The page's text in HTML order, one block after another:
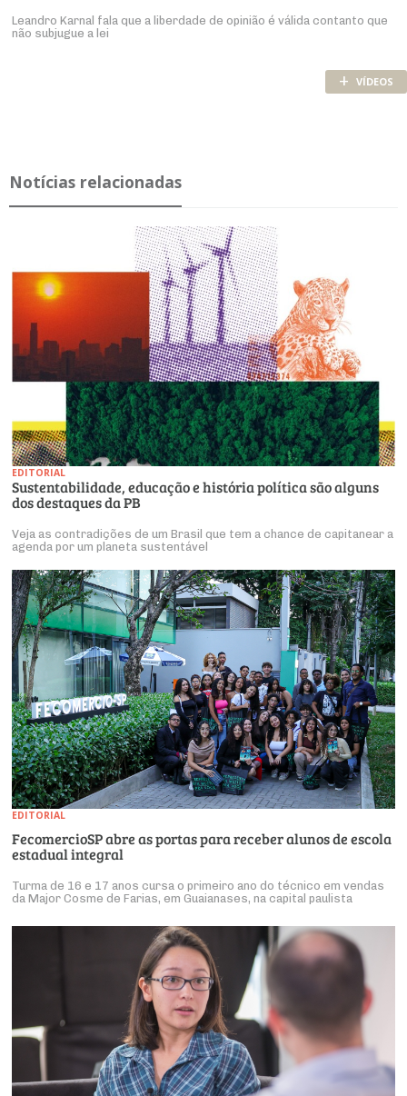
Leandro Karnal fala que a liberdade de opinião é válida contanto que
não subjugue a lei
+ VÍDEOS
Notícias relacionadas
EDITORIAL
Sustentabilidade, educação e história política são alguns
dos destaques da PB
Veja as contradições de um Brasil que tem a chance de capitanear a
agenda por um planeta sustentável
EDITORIAL
FecomercioSP abre as portas para receber alunos de escola
estadual integral
Turma de 16 e 17 anos cursa o primeiro ano do técnico em vendas
da Major Cosme de Farias, em Guaianases, na capital paulista